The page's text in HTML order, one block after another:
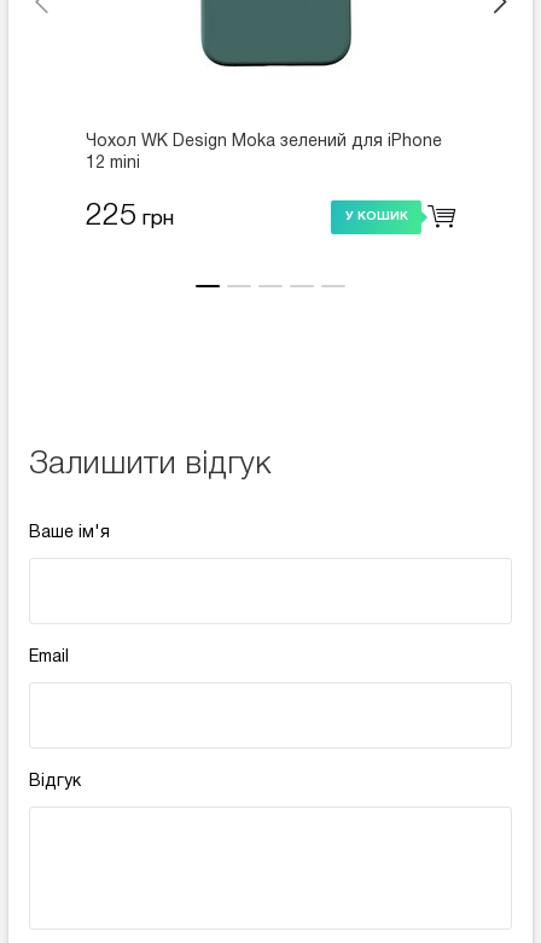
Чохол WK Design Moka зелений для iPhone
12 mini
225 грн У КОШИК
Залишити відгук
Ваше ім'я
Email
Відгук